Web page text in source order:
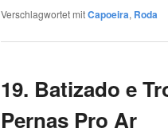
Verschlagwortet mitCapoeira, Roda
19. Batizado e
Pernas Pro Ar